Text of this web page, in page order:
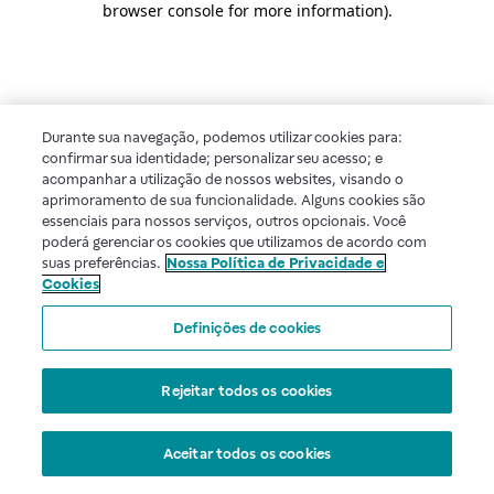
browser console for more information).
Durante sua navegação, podemos utilizar cookies para:
confirmar sua identidade; personalizar seu acesso; e
acompanhar a utilização de nossos websites, visando o
aprimoramento de sua funcionalidade. Alguns cookies são
essenciais para nossos serviços, outros opcionais. Você
poderá gerenciar os cookies que utilizamos de acordo com
suas preferências. Nossa Política de Privacidade e
Cookies
Definições de cookies
Rejeitar todos os cookies
Aceitar todos os cookies